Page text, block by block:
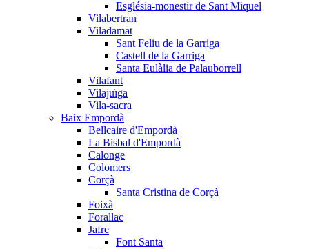
Església-monestir de Sant Miquel
Vilabertran
Viladamat
Sant Feliu de la Garriga
Castell de la Garriga
Santa Eulàlia de Palauborrell
Vilafant
Vilajuïga
Vila-sacra
Baix Empordà
Bellcaire d'Empordà
La Bisbal d'Empordà
Calonge
Colomers
Corçà
Santa Cristina de Corçà
Foixà
Forallac
Jafre
Font Santa